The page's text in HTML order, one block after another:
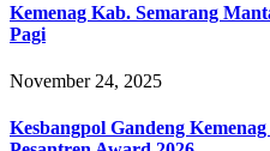
Kemenag Kab. Semarang
Pagi
November 24, 2025
Kesbangpol Gandeng